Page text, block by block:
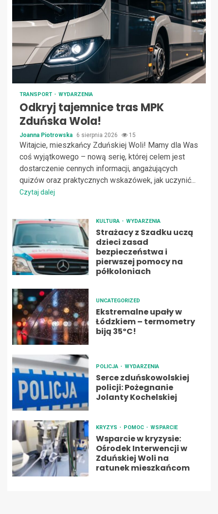
TRANSPORT WYDARZENIA
Odkryj tajemnice tras MPK
Zduńska Wola!
Joanna Piotrowska 6 sierpnia 2026 15
Witajcie, mieszkańcy Zduńskiej Woli! Mamy dla Was
coś wyjątkowego – nową serię, której celem jest
dostarczenie cennych informacji, angażujących
quizów oraz praktycznych wskazówek, jak uczynić...
Czytaj dalej
KULTURA WYDARZENIA
Strażacy z Szadku uczą
dzieci zasad
bezpieczeństwa i
pierwszej pomocy na
półkoloniach
UNCATEGORIZED
Ekstremalne upały w
Łódzkiem – termometry
biją 35ºC!
POLICJA WYDARZENIA
Serce zduńskowolskiej
policji: Pożegnanie
Jolanty Kochelskiej
KRYZYS POMOC WSPARCIE
Wsparcie w kryzysie:
Ośrodek Interwencji w
Zduńskiej Woli na
ratunek mieszkańcom